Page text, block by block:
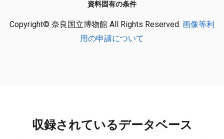
資料固有の条件
Copyright© 奈良国立博物館 All Rights Reserved. 画像等利
用の申請について
収録されているデータベース